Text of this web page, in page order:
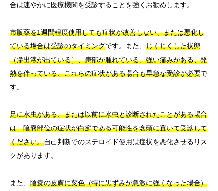
合は速やかに医療機関を受診することを強くお勧めします。
市販薬を1週間程度使用しても症状が改善しない、または悪化し
ている場合は受診のタイミングです。また、 じくじくした状態
（滲出液が出ている）、患部が腫れている、強い痛みがある、発
熱を伴っている、これらの症状がある場合も早急な受診が必要で
す。
足に水虫がある、または以前に水虫と診断されたことがある場合
は、陰嚢部位の症状が白癬である可能性を念頭に置いて受診して
ください。自己判断でのステロイド使用は症状を悪化させるリス
クがあります。
また、 陰嚢の皮膚に変色（特に黒ずみが急激に強くなった場合）